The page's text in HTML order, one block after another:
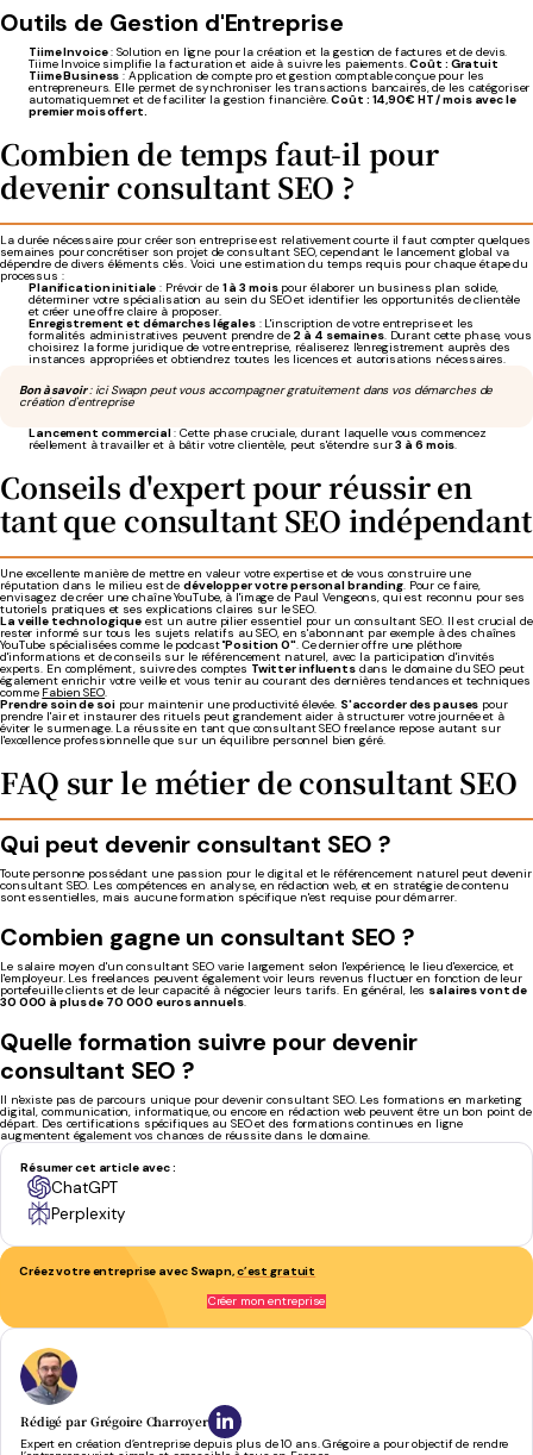
Outils de Gestion d'Entreprise
Tiime Invoice: Solution en ligne pour la création et la gestion de factures et de devis.
Tiime Invoice simplifie la facturation et aide à suivre les paiements.Coût : Gratuit
Tiime Business : Application de compte pro et gestion comptable conçue pour les
entrepreneurs. Elle permet de synchroniser les transactions bancaires, de les catégoriser
automatiquemnet et de faciliter la gestion financière.Coût : 14,90€ HT / mois avec le
premier mois offert.
Combien de temps faut-il pour
devenir consultant SEO ?
La durée nécessaire pour créer son entreprise est relativement courte il faut compter quelques
semaines pour concrétiser son projet de consultant SEO, cependant le lancement global va
dépendre de divers éléments clés. Voici une estimation du temps requis pour chaque étape du
processus :
Planification initiale : Prévoir de 1 à 3 moispour élaborer un business plan solide,
déterminer votre spécialisation au sein du SEO et identifier les opportunités de clientèle
et créer une offre claire à proposer.
Enregistrement et démarches légales: L'inscription de votre entreprise et les
formalités administratives peuvent prendre de 2 à 4 semaines. Durant cette phase, vous
choisirez la forme juridique de votre entreprise, réaliserez l'enregistrement auprès des
instances appropriées et obtiendrez toutes les licences et autorisations nécessaires.
Bon à savoir: ici Swapn peut vous accompagner gratuitement dans vos démarches de
création d'entreprise
Lancement commercial: Cette phase cruciale, durant laquelle vous commencez
réellement à travailler et à bâtir votre clientèle, peut s'étendre sur3 à 6 mois.
Conseils d'expert pour réussir en
tant que consultant SEO indépendant
Une excellente manière de mettre en valeur votre expertise et de vous construire une
réputation dans le milieu est dedévelopper votre personal branding. Pour ce faire,
envisagez de créer une chaîne YouTube, à l'image de Paul Vengeons, qui est reconnu pour ses
tutoriels pratiques et ses explications claires sur le SEO.
La veille technologique est un autre pilier essentiel pour un consultant SEO. Il est crucial de
rester informé sur tous les sujets relatifs au SEO, en s'abonnant par exemple à des chaînes
YouTube spécialisées comme le podcast "Position 0". Ce dernier offre une pléthore
d'informations et de conseils sur le référencement naturel, avec la participation d'invités
experts. En complément, suivre des comptes Twitter influentsdans le domaine du SEO peut
également enrichir votre veille et vous tenir au courant des dernières tendances et techniques
comme Fabien SEO.
Prendre soin de soipour maintenir une productivité élevée. S'accorder des pauses pour
prendre l'air et instaurer des rituels peut grandement aider à structurer votre journée et à
éviter le surmenage. La réussite en tant que consultant SEO freelance repose autant sur
l'excellence professionnelle que sur un équilibre personnel bien géré.
FAQ sur le métier de consultant SEO
Qui peut devenir consultant SEO ?
Toute personne possédant une passion pour le digital et le référencement naturel peut devenir
consultant SEO. Les compétences en analyse, en rédaction web, et en stratégie de contenu
sont essentielles, mais aucune formation spécifique n'est requise pour démarrer.
Combien gagne un consultant SEO ?
Le salaire moyen d'un consultant SEO varie largement selon l'expérience, le lieu d'exercice, et
l'employeur. Les freelances peuvent également voir leurs revenus fluctuer en fonction de leur
portefeuille clients et de leur capacité à négocier leurs tarifs. En général, les salaires vont de
30 000 à plus de 70 000 euros annuels.
Quelle formation suivre pour devenir
consultant SEO ?
Il n'existe pas de parcours unique pour devenir consultant SEO. Les formations en marketing
digital, communication, informatique, ou encore en rédaction web peuvent être un bon point de
départ. Des certifications spécifiques au SEO et des formations continues en ligne
augmentent également vos chances de réussite dans le domaine.
Résumer cet article avec :
ChatGPT
Perplexity
Créez votre entreprise avec Swapn,c’est gratuit
Créer mon entreprise
Rédigé par Grégoire Charroyer
Expert en création d’entreprise depuis plus de 10 ans. Grégoire a pour objectif de rendre